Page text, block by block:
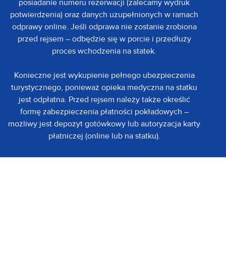
posiadanie numeru rezerwacji (zalecamy wydruk
potwierdzenia) oraz danych uzupełnionych w ramach
odprawy online. Jeśli odprawa nie zostanie zrobiona
przed rejsem – odbędzie się w porcie i przedłuży
proces wchodzenia na statek.
Konieczne jest wykupienie pełnego ubezpieczenia
turystycznego, ponieważ opieka medyczna na statku
jest odpłatna. Przed rejsem należy także określić
formę zabezpieczenia płatności pokładowych –
możliwy jest depozyt gotówkowy lub autoryzacja karty
płatniczej (online lub na statku).